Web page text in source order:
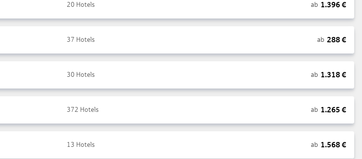
20 Hotels ab 1.396€
37 Hotels ab 288€
30 Hotels ab 1.318€
372 Hotels ab 1.265 €
13 Hotels ab 1.568€